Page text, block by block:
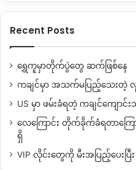
Recent Posts
ရွှေကူမှာတိုက်ပွဲတွေ ဆက်ဖြစ်နေ
ကချင်မှာ အသက်မပြည့်သေးတဲ့
US မှာ ဖမ်းခံရတဲ့ ကချင်ကျော
လေကြောင်း တိုက်ခိုက်ခံရတာကြ
ရှိ
VIP လိုင်းတွေကို မီးအပြည့်ပေးပ